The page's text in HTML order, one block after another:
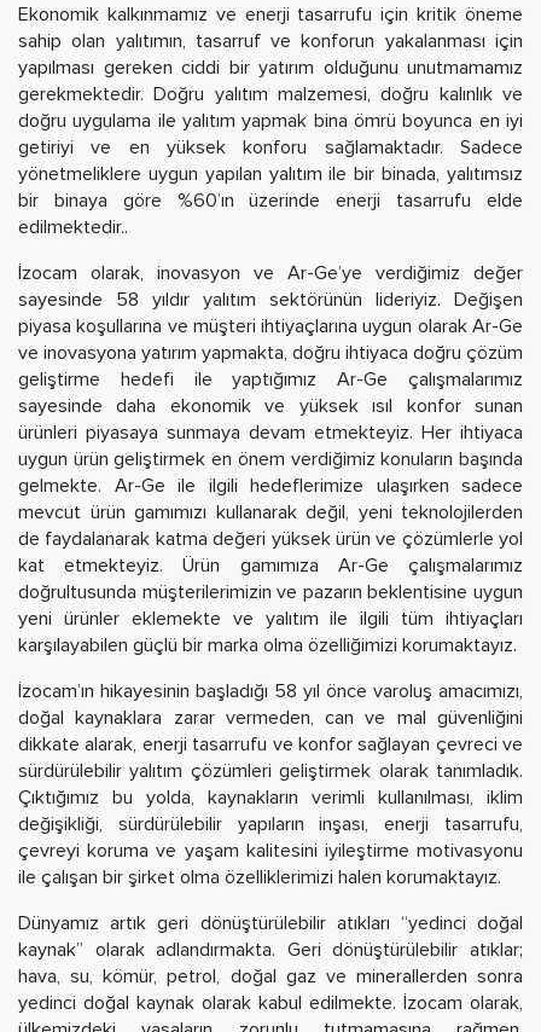
Ekonomik kalkınmamız ve enerji tasarrufu için kritik öneme
sahip olan yalıtımın, tasarruf ve konforun yakalanması için
yapılması gereken ciddi bir yatırım olduğunu unutmamamız
gerekmektedir. Doğru yalıtım malzemesi, doğru kalınlık ve
doğru uygulama ile yalıtım yapmak bina ömrü boyunca en iyi
getiriyi ve en yüksek konforu sağlamaktadır. Sadece
yönetmeliklere uygun yapılan yalıtım ile bir binada, yalıtımsız
bir binaya göre %60’ın üzerinde enerji tasarrufu elde
edilmektedir..
İzocam olarak, inovasyon ve Ar-Ge’ye verdiğimiz değer
sayesinde 58 yıldır yalıtım sektörünün lideriyiz. Değişen
piyasa koşullarına ve müşteri ihtiyaçlarına uygun olarak Ar-Ge
ve inovasyona yatırım yapmakta, doğru ihtiyaca doğru çözüm
geliştirme hedefi ile yaptığımız Ar-Ge çalışmalarımız
sayesinde daha ekonomik ve yüksek ısıl konfor sunan
ürünleri piyasaya sunmaya devam etmekteyiz. Her ihtiyaca
uygun ürün geliştirmek en önem verdiğimiz konuların başında
gelmekte. Ar-Ge ile ilgili hedeflerimize ulaşırken sadece
mevcut ürün gamımızı kullanarak değil, yeni teknolojilerden
de faydalanarak katma değeri yüksek ürün ve çözümlerle yol
kat etmekteyiz. Ürün gamımıza Ar-Ge çalışmalarımız
doğrultusunda müşterilerimizin ve pazarın beklentisine uygun
yeni ürünler eklemekte ve yalıtım ile ilgili tüm ihtiyaçları
karşılayabilen güçlü bir marka olma özelliğimizi korumaktayız.
İzocam’ın hikayesinin başladığı 58 yıl önce varoluş amacımızı,
doğal kaynaklara zarar vermeden, can ve mal güvenliğini
dikkate alarak, enerji tasarrufu ve konfor sağlayan çevreci ve
sürdürülebilir yalıtım çözümleri geliştirmek olarak tanımladık.
Çıktığımız bu yolda, kaynakların verimli kullanılması, iklim
değişikliği, sürdürülebilir yapıların inşası, enerji tasarrufu,
çevreyi koruma ve yaşam kalitesini iyileştirme motivasyonu
ile çalışan bir şirket olma özelliklerimizi halen korumaktayız.
Dünyamız artık geri dönüştürülebilir atıkları “yedinci doğal
kaynak” olarak adlandırmakta. Geri dönüştürülebilir atıklar;
hava, su, kömür, petrol, doğal gaz ve minerallerden sonra
yedinci doğal kaynak olarak kabul edilmekte. İzocam olarak,